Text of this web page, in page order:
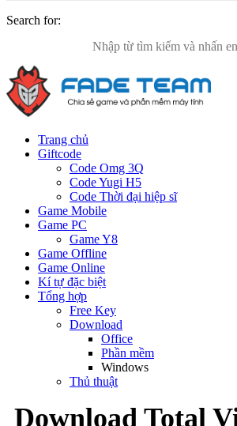
Search for:
Trang chủ
Giftcode
Code Omg 3Q
Code Yugi H5
Code Thời đại hiệp sĩ
Game Mobile
Game PC
Game Y8
Game Offline
Game Online
Kí tự đặc biệt
Tổng hợp
Free Key
Download
Office
Phần mềm
Windows
Thủ thuật
Download Total